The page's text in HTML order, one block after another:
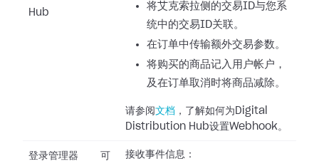
Hub
将艾克索拉侧的交易ID与您系
统中的交易ID关联。
在订单中传输额外交易参数。
将购买的商品记入用户帐户，
及在订单取消时将商品减除。
请参阅 文档 ，了解如何为Digital
Distribution Hub设置Webhook。
登录管理器
可
接收事件信息：